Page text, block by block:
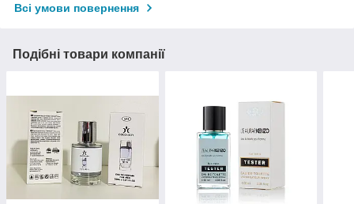
Всі умови повернення
Подібні товари компанії